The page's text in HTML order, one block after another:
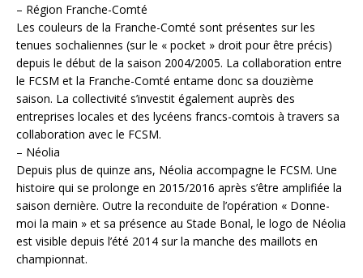
– Région Franche-Comté
Les couleurs de la Franche-Comté sont présentes sur les
tenues sochaliennes (sur le « pocket » droit pour être précis)
depuis le début de la saison 2004/2005. La collaboration entre
le FCSM et la Franche-Comté entame donc sa douzième
saison. La collectivité s’investit également auprès des
entreprises locales et des lycéens francs-comtois à travers sa
collaboration avec le FCSM.
– Néolia
Depuis plus de quinze ans, Néolia accompagne le FCSM. Une
histoire qui se prolonge en 2015/2016 après s’être amplifiée la
saison dernière. Outre la reconduite de l’opération « Donne-
moi la main » et sa présence au Stade Bonal, le logo de Néolia
est visible depuis l’été 2014 sur la manche des maillots en
championnat.